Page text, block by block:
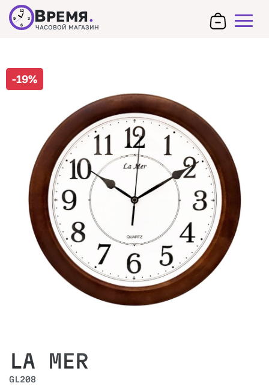
12
3
6
9 ВРЕМЯ.
ЧАСОВОЙ МАГАЗИН
-19%
LA MER
GL208